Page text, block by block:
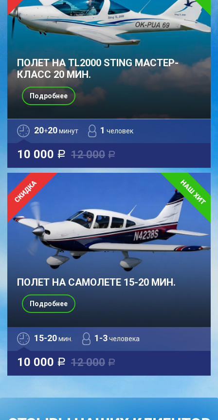
ПОЛЕТ НА TL2000 STING МАСТЕР-
КЛАСС 20 МИН.
20+20минут 1 человек
10 000 a 12 000 a
Подробнее
ПОЛЕТ НА САМОЛЕТЕ 15-20 МИН.
15-20мин. 1-3человека
10 000 a 12 000 a
Подробнее